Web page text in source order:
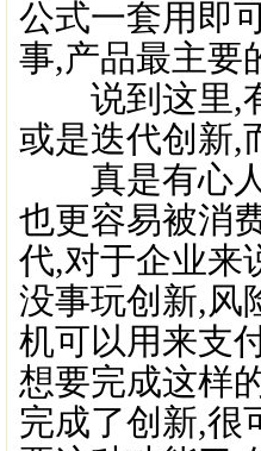
公式一套用即
事,产品最主要
说到这里,有
或是迭代创新,
真是有心人,
也更容易被消
代,对于企业来
没事玩创新,风
机可以用来支
想要完成这样
完成了创新,很